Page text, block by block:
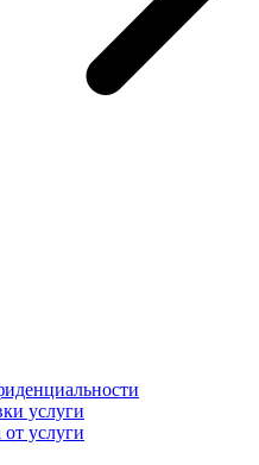
услуги
от услуги